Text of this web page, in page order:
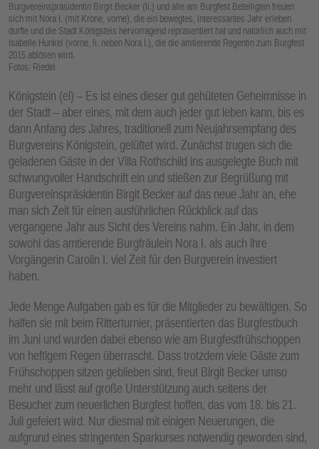
Burgvereinspräsidentin Birgit Becker (li.) und alle am Burgfest Beteiligten freuen
sich mit Nora I. (mit Krone, vorne), die ein bewegtes, interessantes Jahr erleben
durfte und die Stadt Königsteis hervorragend repräsentiert hat und natürlich auch mit
Isabelle Hunkel (vorne, li. neben Nora I.), die die amtierende Regentin zum Burgfest
2015 ablösen wird.
Fotos: Riedel
Königstein (el) – Es ist eines dieser gut gehüteten Geheimnisse in
der Stadt – aber eines, mit dem auch jeder gut leben kann, bis es
dann Anfang des Jahres, traditionell zum Neujahrsempfang des
Burgvereins Königstein, gelüftet wird. Zunächst trugen sich die
geladenen Gäste in der Villa Rothschild ins ausgelegte Buch mit
schwungvoller Handschrift ein und stießen zur Begrüßung mit
Burgvereinspräsidentin Birgit Becker auf das neue Jahr an, ehe
man sich Zeit für einen ausführlichen Rückblick auf das
vergangene Jahr aus Sicht des Vereins nahm. Ein Jahr, in dem
sowohl das amtierende Burgfräulein Nora I. als auch ihre
Vorgängerin Carolin I. viel Zeit für den Burgverein investiert
haben.
Jede Menge Aufgaben gab es für die Mitglieder zu bewältigen. So
halfen sie mit beim Ritterturnier, präsentierten das Burgfestbuch
im Juni und wurden dabei ebenso wie am Burgfestfrühschoppen
von heftigem Regen überrascht. Dass trotzdem viele Gäste zum
Frühschoppen sitzen geblieben sind, freut Birgit Becker umso
mehr und lässt auf große Unterstützung auch seitens der
Besucher zum neuerlichen Burgfest hoffen, das vom 18. bis 21.
Juli gefeiert wird. Nur diesmal mit einigen Neuerungen, die
aufgrund eines stringenten Sparkurses notwendig geworden sind,